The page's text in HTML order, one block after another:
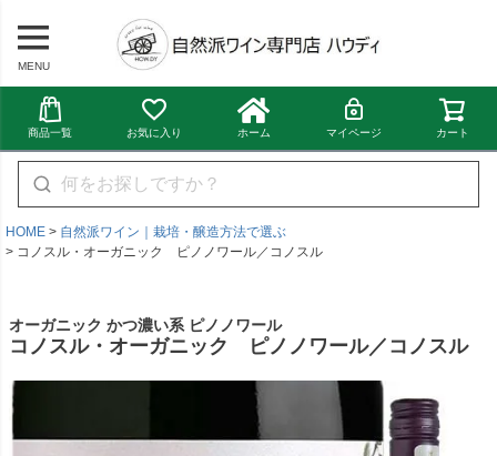
MENU
商品一覧 お気に入り ホーム マイページ カート
HOME
自然派ワイン｜栽培・醸造方法で選ぶ
コノスル・オーガニック ピノノワール／コノスル
オーガニック かつ濃い系 ピノノワール
コノスル・オーガニック ピノノワール／コノスル